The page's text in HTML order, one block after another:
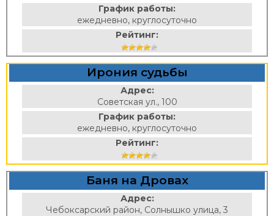
График работы:
ежедневно, круглосуточно
Рейтинг:
Ирония судьбы
Адрес:
Советская ул., 100
График работы:
ежедневно, круглосуточно
Рейтинг:
Баня на Дровах
Адрес:
Чебоксарский район, Солнышко улица, 3